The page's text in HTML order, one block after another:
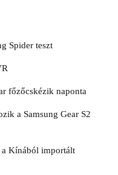
Spider teszt
főzőcskézik naponta
a Samsung Gear S2
a Kínából importált